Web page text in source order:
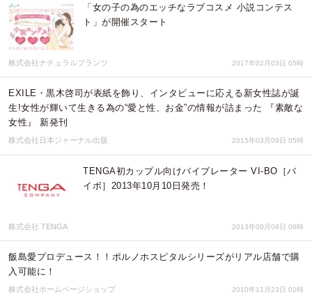
「女の子の為のエッチなラブコスメ 小説コンテス
ト」が開催スタート
株式会社ナチュラルプランツ 2017年02月03日 05時
EXILE・黒木啓司が表紙を飾り、インタビューに応える新女性誌が誕
生!女性が輝いて生きる為の“愛と性、お金”の情報が詰まった 『素敵な
女性』 新発刊
株式会社日本ジャーナル出版 2015年03月09日 05時
TENGA初カップル向けバイブレーター VI-BO［バ
イボ］2013年10月10日発売！
株式会社 TENGA 2013年09月09日 06時
飯島愛プロデュース！！ポルノホスピタルシリーズがリアル店舗で購
入可能に！
株式会社ホームページショップ 2010年11月23日 02時